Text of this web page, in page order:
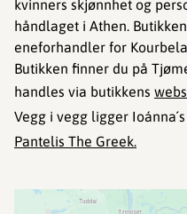
kvinners skjønnhet og
håndlaget i Athen.
eneforhandler for
Butikken finner du på
handles via butikkens
Vegg i vegg ligger
Pantelis The Greek.